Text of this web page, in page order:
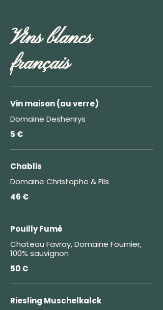
Vins blancs
français
Vin maison (au verre)
Domaine Deshenrys
5 €
Chablis
Domaine Christophe & Fils
46 €
Pouilly Fumé
Chateau Favray, Domaine Fournier,
100% sauvignon
50 €
Riesling Muschelkalck